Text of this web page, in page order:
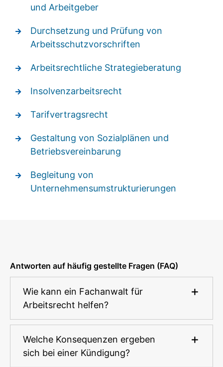
und Arbeitgeber
Durchsetzung und Prüfung von
Arbeitsschutzvorschriften
Arbeitsrechtliche Strategieberatung
Insolvenzarbeitsrecht
Tarifvertragsrecht
Gestaltung von Sozialplänen und
Betriebsvereinbarung
Begleitung von
Unternehmensumstrukturierungen
Antworten auf häufig gestellte Fragen (FAQ)
Wie kann ein Fachanwalt für
Arbeitsrecht helfen?
Welche Konsequenzen ergeben
sich bei einer Kündigung?